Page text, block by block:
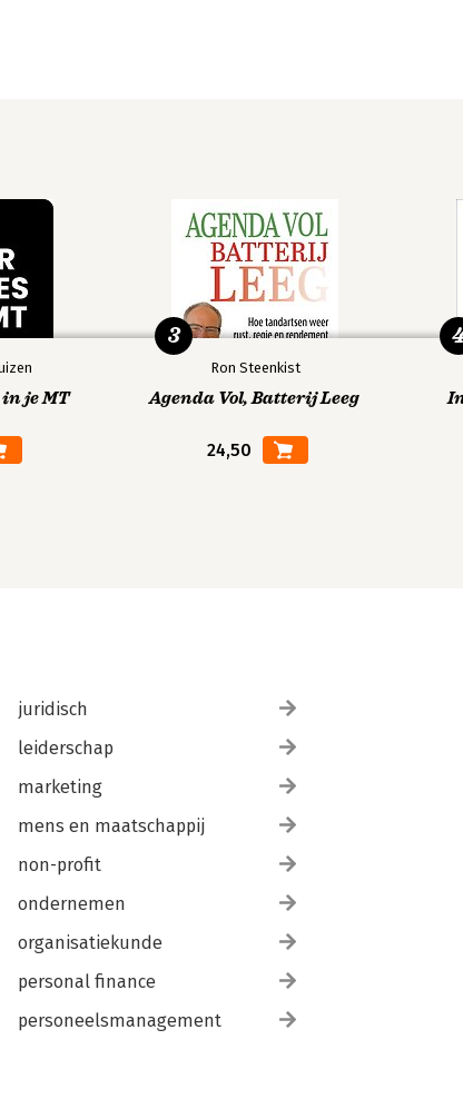
je MT
Ron Steenkist
Agenda Vol, Batterij Leeg
24,50
3
juridisch
leiderschap
marketing
mens en maatschappij
non-profit
ondernemen
organisatiekunde
personal finance
personeelsmanagement